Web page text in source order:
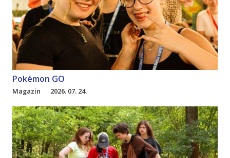
Pokémon GO
Magazin 2026. 07. 24.